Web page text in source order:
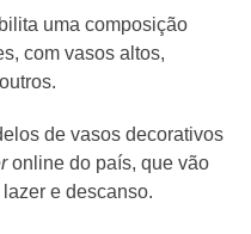
uma composição
com vasos altos,
de vasos decorativos
online do país, que vão
e descanso.